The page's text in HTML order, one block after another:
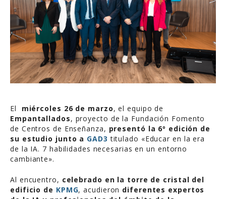
El miércoles 26 de marzo, el equipo de
Empantallados, proyecto de la Fundación Fomento
de Centros de Enseñanza, presentó la 6º edición de
su estudio junto a GAD3 titulado «Educar en la era
de la IA. 7 habilidades necesarias en un entorno
cambiante».
Al encuentro, celebrado en la torre de cristal del
edificio de KPMG, acudieron diferentes expertos